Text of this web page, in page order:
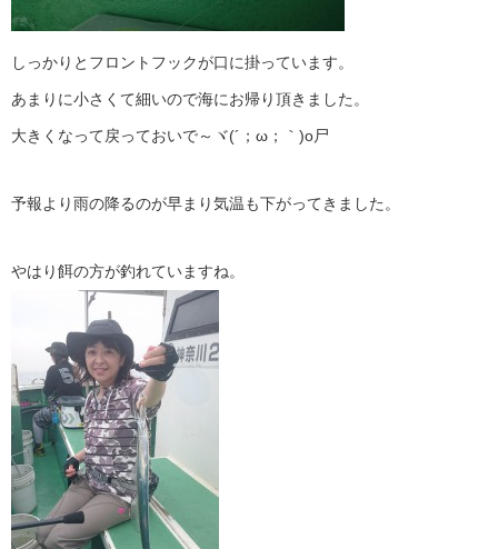
しっかりとフロントフックが口に掛っています。
あまりに小さくて細いので海にお帰り頂きました。
大きくなって戻っておいで～ヾ(´；ω；｀)o尸
予報より雨の降るのが早まり気温も下がってきました。
やはり餌の方が釣れていますね。